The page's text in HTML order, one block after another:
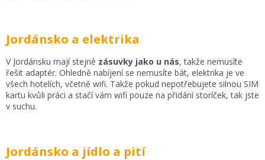
Jordánsko a elektrika
V Jordánsku mají stejné zásuvky jako u nás, takže nemusíte
řešit adaptér. Ohledně nabíjení se nemusíte bát, elektrika je ve
všech hotelích, včetně wifi. Takže pokud nepotřebujete silnou SIM
kartu kvůli práci a stačí vám wifi pouze na přidání storíček, tak jste
v suchu.
Jordánsko a jídlo a pití